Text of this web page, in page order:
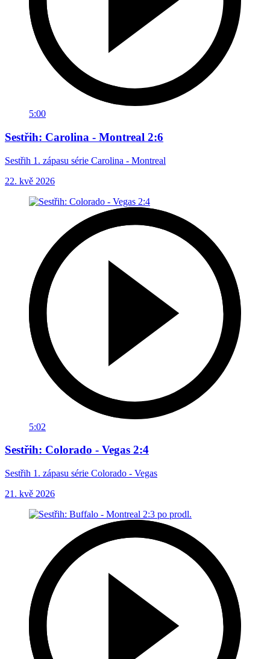
5:00
Sestřih: Carolina - Montreal 2:6
Sestřih 1. zápasu série Carolina - Montreal
22. kvě 2026
5:02
Sestřih: Colorado - Vegas 2:4
Sestřih 1. zápasu série Colorado - Vegas
21. kvě 2026